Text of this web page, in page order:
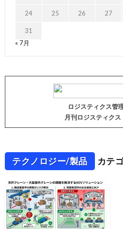
24 25 26 27
31
« 7月
ロジスティクス管
月刊ロジスティクス
テクノロジー/製品 カテ